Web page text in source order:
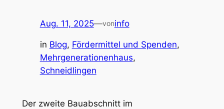
Aug. 11, 2025—voninfo
in Blog, Fördermittel und Spenden
Mehrgenerationenhaus
Schneidlingen
Der zweite Bauabschnitt im